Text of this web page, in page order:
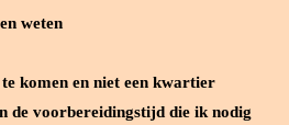
weten
komen en niet een kwartier
de voorbereidingstijd die ik nodig